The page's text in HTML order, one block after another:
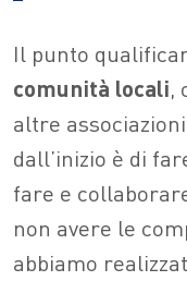
Il punto
comunità locali,
altre
dall’inizio è di
fare e
non avere le
abbiamo